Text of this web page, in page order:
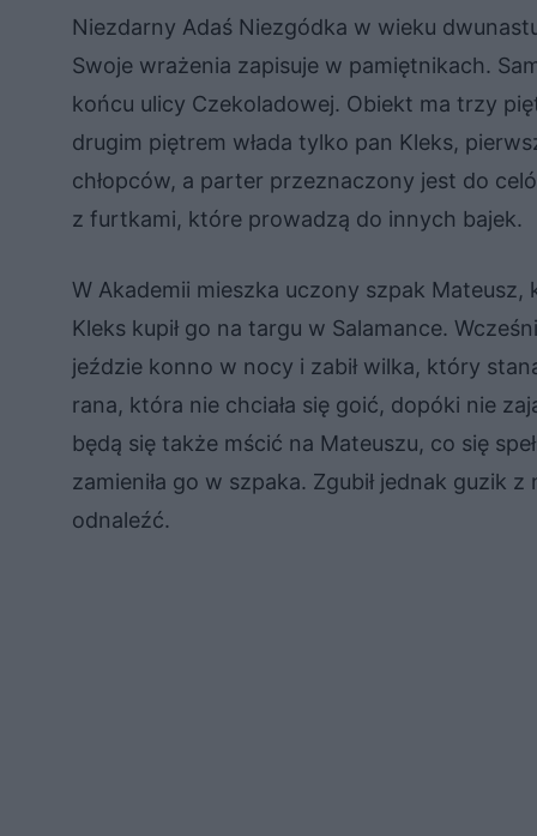
Niezdarny Adaś Niezgódka w wieku
Swoje wrażenia zapisuje w pamiętnikach.
końcu ulicy Czekoladowej. Obiekt ma trzy
drugim piętrem włada tylko pan Kleks,
chłopców, a parter przeznaczony jest do
z furtkami, które prowadzą do innych bajek.
W Akademii mieszka uczony szpak
Kleks kupił go na targu w Salamance.
jeździe konno w nocy i zabił wilka, który
rana, która nie chciała się goić, dopóki nie
będą się także mścić na Mateuszu, co się
zamieniła go w szpaka. Zgubił jednak guzik
odnaleźć.